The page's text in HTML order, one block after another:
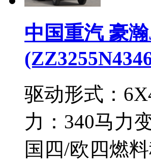
中国重汽 豪
驱动形式：
力： 340马力
国四/欧四燃料